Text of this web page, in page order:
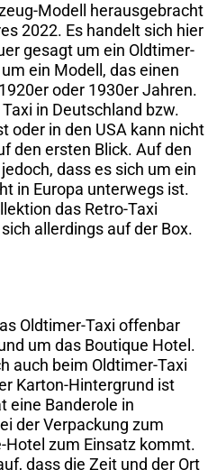
Modell herausgebracht
2022. Es handelt sich hier
gesagt um ein Oldtimer-
ein Modell, das einen
oder 1930er Jahren.
in Deutschland bzw.
oder in den USA kann nicht
den ersten Blick. Auf den
jedoch, dass es sich um ein
in Europa unterwegs ist.
das Retro-Taxi
allerdings auf der Box.
Oldtimer-Taxi offenbar
um das Boutique Hotel.
auch beim Oldtimer-Taxi
Karton-Hintergrund ist
eine Banderole in
der Verpackung zum
Hotel zum Einsatz kommt.
dass die Zeit und der Ort